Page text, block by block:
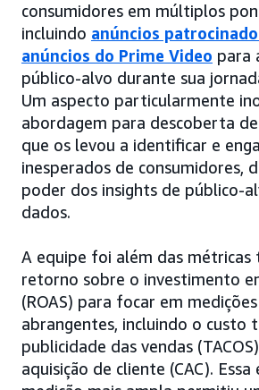
consumidores em múltiplos
incluindo anúncios
anúncios do Prime Video para
público-alvo durante sua
Um aspecto particularmente
abordagem para descoberta
que os levou a identificar e
inesperados de consumidores,
poder dos insights de público-
dados.
A equipe foi além das métricas
retorno sobre o investimento
(ROAS) para focar em
abrangentes, incluindo o custo
publicidade das vendas
aquisição de cliente (CAC).